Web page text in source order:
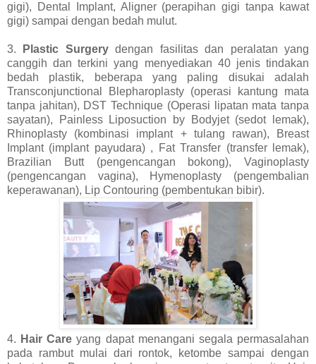
gigi), Dental Implant, Aligner (perapihan gigi tanpa kawat
gigi) sampai dengan bedah mulut.
3. Plastic Surgerydengan fasilitas dan peralatan yang
canggih dan terkini yang menyediakan 40 jenis tindakan
bedah plastik, beberapa yang paling disukai adalah
Transconjunctional Blepharoplasty (operasi kantung mata
tanpa jahitan), DST Technique (Operasi lipatan mata tanpa
sayatan), Painless Liposuction by Bodyjet (sedot lemak),
Rhinoplasty (kombinasi implant + tulang rawan), Breast
Implant (implant payudara) , Fat Transfer (transfer lemak),
Brazilian Butt (pengencangan bokong), Vaginoplasty
(pengencangan vagina), Hymenoplasty (pengembalian
keperawanan), Lip Contouring (pembentukan bibir).
4. Hair Care yang dapat menangani segala permasalahan
pada rambut mulai dari rontok, ketombe sampai dengan